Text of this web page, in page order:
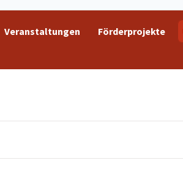
Veranstaltungen Förderprojekte